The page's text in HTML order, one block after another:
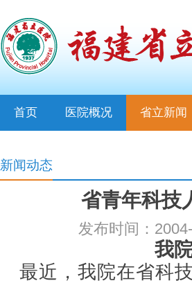
首页 医院概况 省立新闻
新闻动态
省青年科技
发布时间：
我
最近，我院在省科